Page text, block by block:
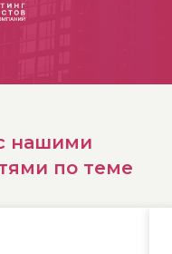
нашими
по теме